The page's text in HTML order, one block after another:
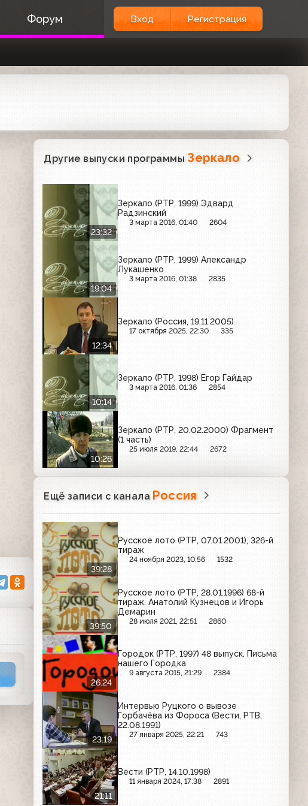
Форум Вход Регистрация
Другие выпуски программы Зеркало
23:32
Зеркало (РТР, 1999) Эдвард
Радзинский
3 марта 2016, 01:40 2604
19:04
Зеркало (РТР, 1999) Александр
Лукашенко
3 марта 2016, 01:38 2835
12:34
Зеркало (Россия, 19.11.2005)
17 октября 2025, 22:30 335
10:14
Зеркало (РТР, 1998) Егор Гайдар
3 марта 2016, 01:36 2854
10:26
Зеркало (РТР, 20.02.2000) Фрагмент
(1 часть)
25 июля 2019, 22:44 2672
Ещё записи с канала Россия
39:28
Русское лото (РТР, 07.01.2001), 326-й
тираж
24 ноября 2023, 10:56 1532
39:50
Русское лото (РТР, 28.01.1996) 68-й
тираж. Анатолий Кузнецов и Игорь
Демарин
28 июля 2021, 22:51 2860
26:24
Городок (РТР, 1997) 48 выпуск. Письма
нашего Городка
9 августа 2015, 21:29 2384
23:19
Интервью Руцкого о вывозе
Горбачёва из Фороса (Вести, РТВ,
22.08.1991)
27 января 2025, 22:21 743
21:11
Вести (РТР, 14.10.1998)
11 января 2024, 17:38 2891